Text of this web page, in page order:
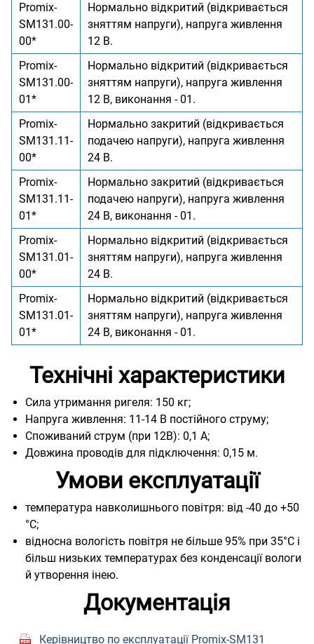
Promix-
SM131.00-
00*
Нормально відкритий (відкривається
зняттям напруги), напруга живлення
12 В.
Promix-
SM131.00-
01*
Нормально відкритий (відкривається
зняттям напруги), напруга живлення
12 В, виконання - 01.
Promix-
SM131.11-
00*
Нормально закритий (відкривається
подачею напруги), напруга живлення
24 В.
Promix-
SM131.11-
01*
Нормально закритий (відкривається
подачею напруги), напруга живлення
24 В, виконання - 01.
Promix-
SM131.01-
00*
Нормально відкритий (відкривається
зняттям напруги), напруга живлення
24 В.
Promix-
SM131.01-
01*
Нормально відкритий (відкривається
зняттям напруги), напруга живлення
24 В, виконання - 01.
Технічні характеристики
Сила утримання ригеля: 150 кг;
Напруга живлення: 11-14 В постійного струму;
Споживаний струм (при 12В): 0,1 А;
Довжина проводів для підключення: 0,15 м.
Умови експлуатації
температура навколишнього повітря: від -40 до +50
°С;
відносна вологість повітря не більше 95% при 35°С і
більш низьких температурах без конденсації вологи
й утворення інею.
Документація
Керівництво по експлуатації Promix-SM131